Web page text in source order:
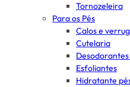
Tornozeleira
Para os Pés
Calos e
Cutelaria
Esfoliantes
Hidratante